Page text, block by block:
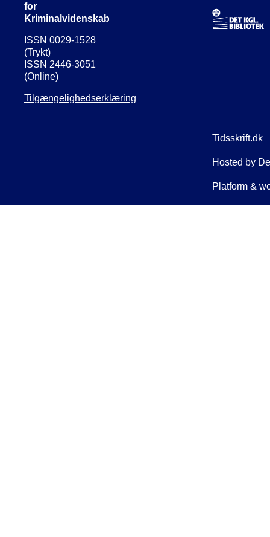
for
Kriminalvidenskab
ISSN 0029-1528
(Trykt)
ISSN 2446-3051
(Online)
Tilgængelighedserklæring